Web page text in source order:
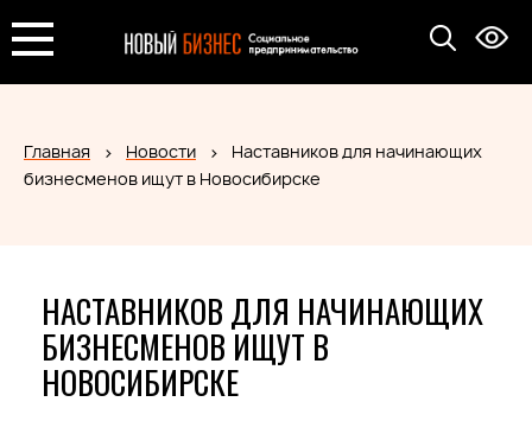
Главная Новости
Наставников для начинающих
бизнесменов ищут в Новосибирске
НАСТАВНИКОВ ДЛЯ НАЧИНАЮЩИХ
БИЗНЕСМЕНОВ ИЩУТ В
НОВОСИБИРСКЕ